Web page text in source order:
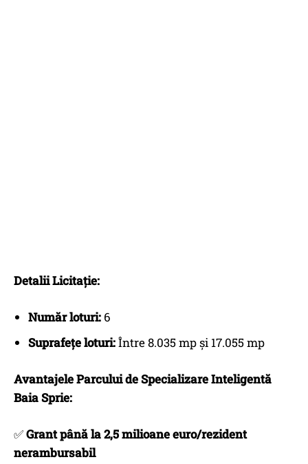
Detalii Licitație:
Număr loturi: 6
Suprafețe loturi:Între 8.035 mp și 17.055 mp
Avantajele Parcului de Specializare Inteligentă
Baia Sprie:
✅Grant până la 2,5 milioane euro/rezident
nerambursabil